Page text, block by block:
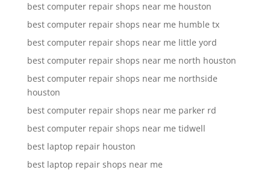
best computer repair shops near me houston
best computer repair shops near me humble tx
best computer repair shops near me little yord
best computer repair shops near me north houston
best computer repair shops near me northside
houston
best computer repair shops near me parker rd
best computer repair shops near me tidwell
best laptop repair houston
best laptop repair shops near me